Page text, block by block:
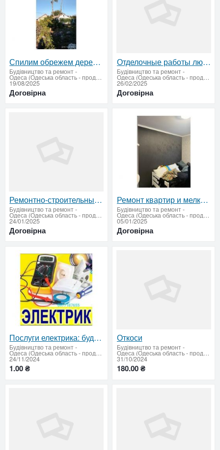
Спилим обрежем деревья, удалим поросли
Будівництво та ремонт-
Одеса (Одеська область - продати купити)
19/08/2025
Договірна
Отделочные работы любой сложности – профессионально и с гарантией
Будівництво та ремонт-
Одеса (Одеська область - продати купити)
26/02/2025
Договірна
Ремонтно-строительные работы
Будівництво та ремонт-
Одеса (Одеська область - продати купити)
24/01/2025
Договірна
Ремонт квартир и мелкие ремонты
Будівництво та ремонт-
Одеса (Одеська область - продати купити)
05/01/2025
Договірна
Послуги електрика: будь-яка складність – швидко та якісно
Будівництво та ремонт-
Одеса (Одеська область - продати купити)
24/11/2024
1.00 ₴
Откоси
Будівництво та ремонт-
Одеса (Одеська область - продати купити)
31/10/2024
180.00 ₴